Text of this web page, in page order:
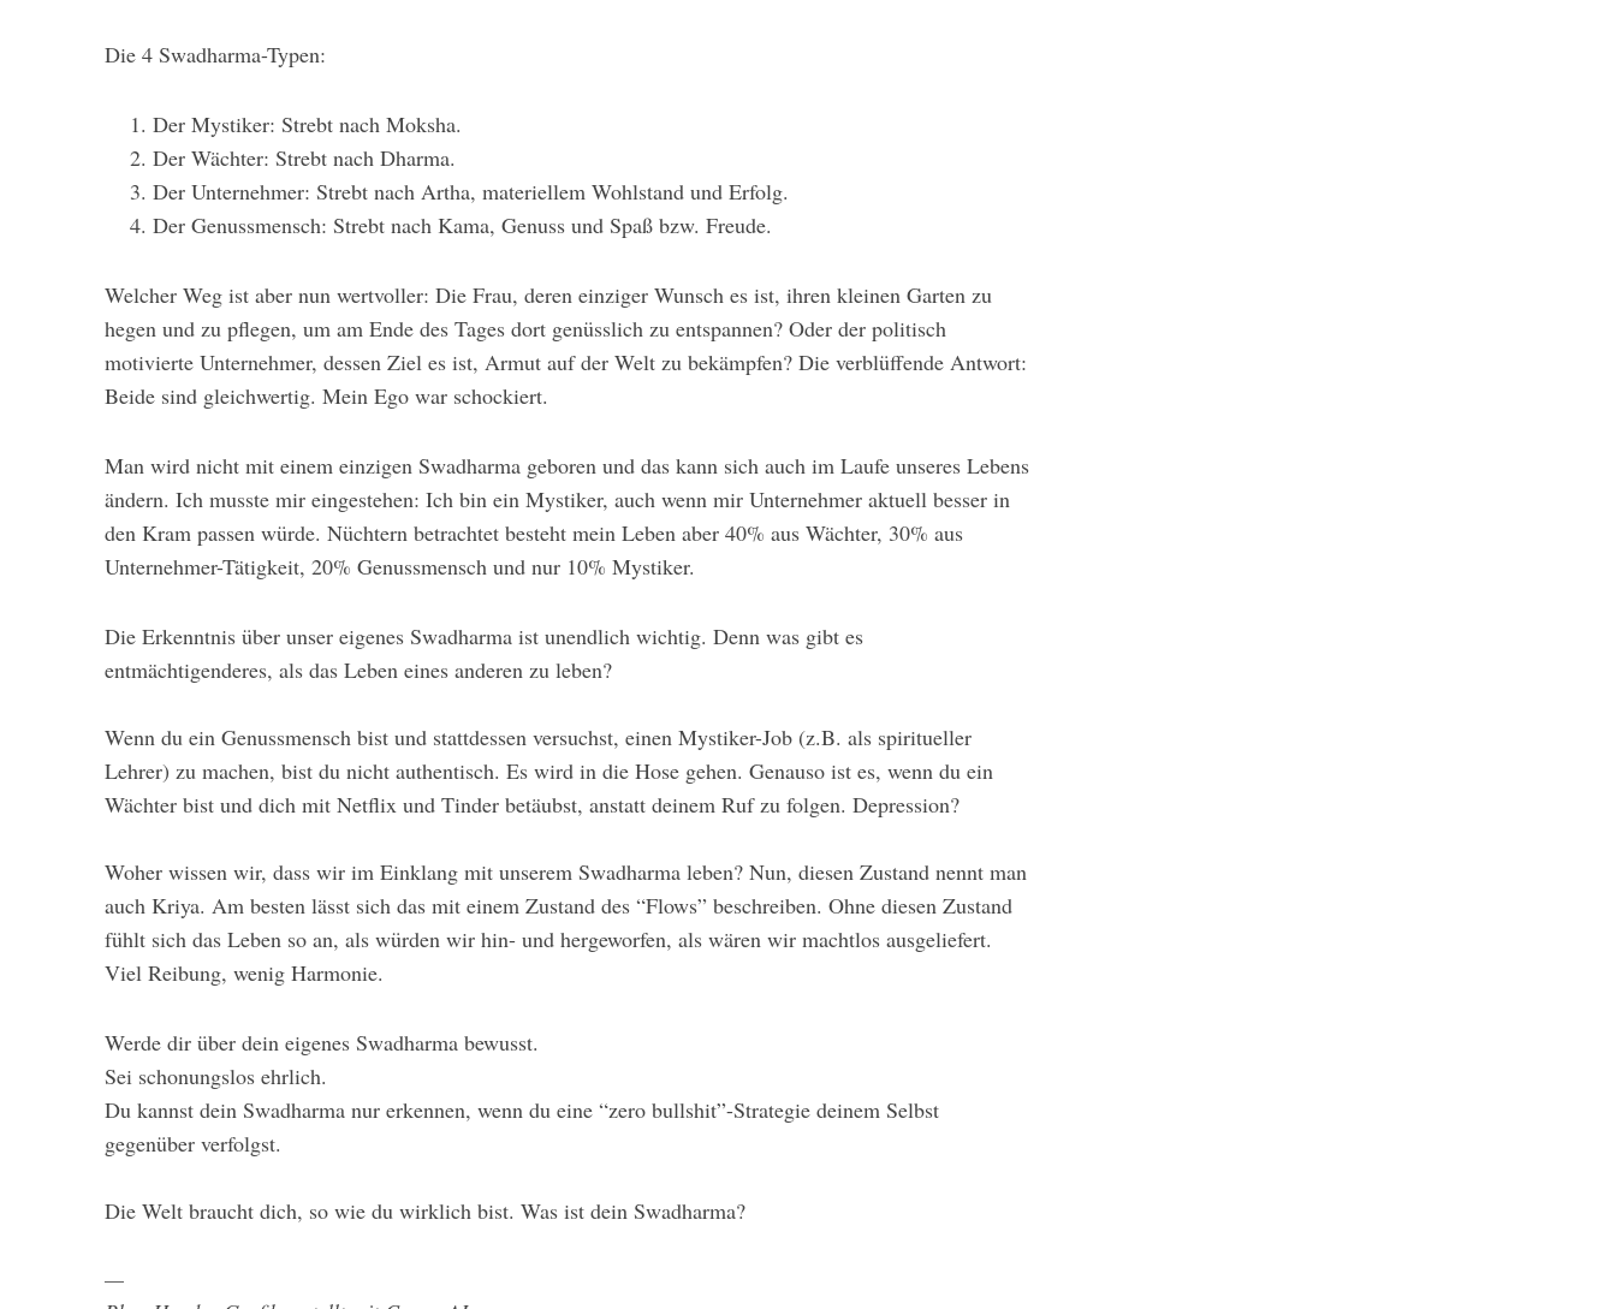
Die 4 Swadharma-Typen:
Der Mystiker: Strebt nach Moksha.
Der Wächter: Strebt nach Dharma.
Der Unternehmer: Strebt nach Artha, materiellem Wohlstand und Erfolg.
Der Genussmensch: Strebt nach Kama, Genuss und Spaß bzw. Freude.
Welcher Weg ist aber nun wertvoller: Die Frau, deren einziger Wunsch es ist, ihren kleinen Garten zu
hegen und zu pflegen, um am Ende des Tages dort genüsslich zu entspannen? Oder der politisch
motivierte Unternehmer, dessen Ziel es ist, Armut auf der Welt zu bekämpfen? Die verblüffende Antwort:
Beide sind gleichwertig. Mein Ego war schockiert.
Man wird nicht mit einem einzigen Swadharma geboren und das kann sich auch im Laufe unseres Lebens
ändern. Ich musste mir eingestehen: Ich bin ein Mystiker, auch wenn mir Unternehmer aktuell besser in
den Kram passen würde. Nüchtern betrachtet besteht mein Leben aber 40% aus Wächter, 30% aus
Unternehmer-Tätigkeit, 20% Genussmensch und nur 10% Mystiker.
Die Erkenntnis über unser eigenes Swadharma ist unendlich wichtig. Denn was gibt es
entmächtigenderes, als das Leben eines anderen zu leben?
Wenn du ein Genussmensch bist und stattdessen versuchst, einen Mystiker-Job (z.B. als spiritueller
Lehrer) zu machen, bist du nicht authentisch. Es wird in die Hose gehen. Genauso ist es, wenn du ein
Wächter bist und dich mit Netflix und Tinder betäubst, anstatt deinem Ruf zu folgen. Depression?
Woher wissen wir, dass wir im Einklang mit unserem Swadharma leben? Nun, diesen Zustand nennt man
auch Kriya. Am besten lässt sich das mit einem Zustand des “Flows” beschreiben. Ohne diesen Zustand
fühlt sich das Leben so an, als würden wir hin- und hergeworfen, als wären wir machtlos ausgeliefert.
Viel Reibung, wenig Harmonie.
Werde dir über dein eigenes Swadharma bewusst.
Sei schonungslos ehrlich.
Du kannst dein Swadharma nur erkennen, wenn du eine “zero bullshit”-Strategie deinem Selbst
gegenüber verfolgst.
Die Welt braucht dich, so wie du wirklich bist. Was ist dein Swadharma?
—